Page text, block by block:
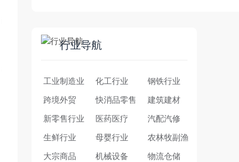
行业导航
工业制造业 化工行业
钢铁行业
跨境外贸
快消品零售
建筑建材
新零售行业
医药医疗
汽配汽修
生鲜行业
母婴行业
农林牧副渔
大宗商品
机械设备
物流仓储